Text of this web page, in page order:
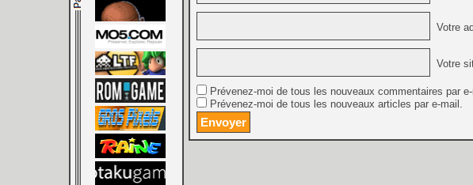
Votre
Votre
Prévenez-moi de tous les nouveaux commentaires par
Prévenez-moi de tous les nouveaux articles par e-mail.